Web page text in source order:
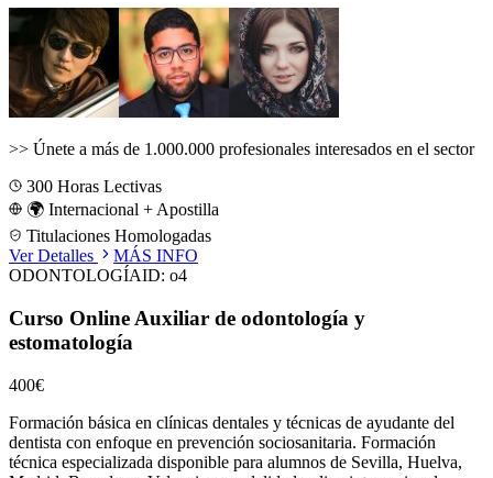
>> Únete a más de 1.000.000 profesionales interesados en el sector
300 Horas Lectivas
🌍 Internacional + Apostilla
Titulaciones Homologadas
Ver Detalles
MÁS INFO
ODONTOLOGÍAID: o4
Curso Online Auxiliar de odontología y
estomatología
400€
Formación básica en clínicas dentales y técnicas de ayudante del
dentista con enfoque en prevención sociosanitaria. Formación
técnica especializada disponible para alumnos de Sevilla, Huelva,